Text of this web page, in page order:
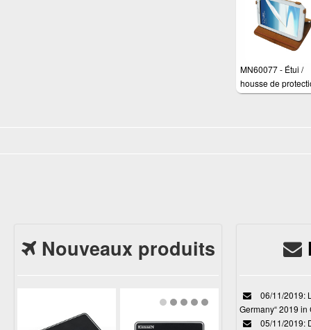
MN60077 - Étui /
housse de
luxe Ultra-mince
Nouveaux produits
06/11/2019:
Germany“ 2019
05/11/2019: